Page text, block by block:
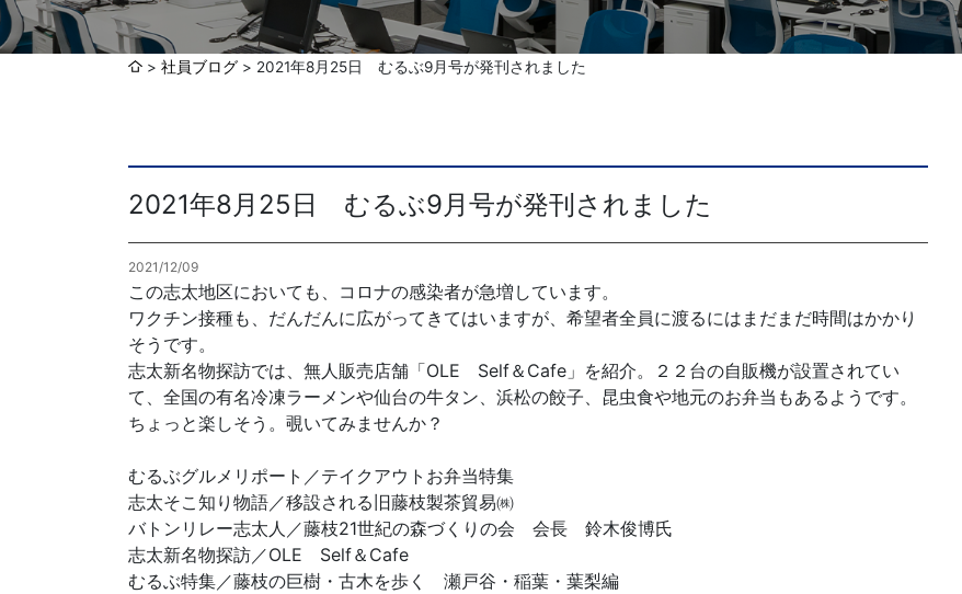
会社概要 社長挨拶 企業理念
認証取得 アクセスマップ
各種方針
情報セキュリティ基本方針
中核的労働要求事項に関する方針声明
Web分析・改善・コンサルティング
インターネット広告代行
企画・販売促進
PLANNING
トータルプロモーション
ブランディング戦略
イベント運営
周年事業
採用プロモーション
発送代行・全国流通
SHIPPING / DISTRIBUTION
在庫管理システム(azkaru)
社員ブログ 2021年8月25日 むるぶ9月号が発刊されました
2021年8月25日 むるぶ9月号が発刊されました
2021/12/09
この志太地区においても、コロナの感染者が急増しています。
ワクチン接種も、だんだんに広がってきてはいますが、希望者全員に渡るにはまだまだ時間はかかり
そうです。
志太新名物探訪では、無人販売店舗「OLE Self＆Cafe」を紹介。２２台の自販機が設置されてい
て、全国の有名冷凍ラーメンや仙台の牛タン、浜松の餃子、昆虫食や地元のお弁当もあるようです。
ちょっと楽しそう。覗いてみませんか？
むるぶグルメリポート／テイクアウトお弁当特集
志太そこ知り物語／移設される旧藤枝製茶貿易㈱
バトンリレー志太人／藤枝21世紀の森づくりの会 会長 鈴木俊博氏
志太新名物探訪／OLE Self＆Cafe
むるぶ特集／藤枝の巨樹・古木を歩く 瀬戸谷・稲葉・葉梨編